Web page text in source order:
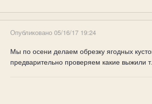
Опубликовано 05/16/17 19:24
Мы по осени делаем обрезку ягодных
предварительно проверяем какие выжили